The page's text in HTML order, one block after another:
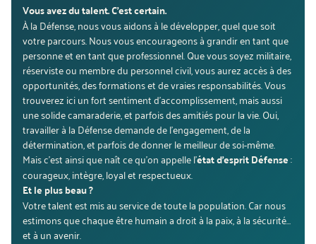
Vous avez du talent. C’est certain.
À la Défense, nous vous aidons à le développer, quel que soit
votre parcours. Nous vous encourageons à grandir en tant que
personne et en tant que professionnel. Que vous soyez militaire,
réserviste ou membre du personnel civil, vous aurez accès à des
opportunités, des formations et de vraies responsabilités. Vous
trouverez ici un fort sentiment d'accomplissement, mais aussi
une solide camaraderie, et parfois des amitiés pour la vie. Oui,
travailler à la Défense demande de l’engagement, de la
détermination, et parfois de donner le meilleur de soi-même.
Mais c’est ainsi que naît ce qu’on appelle l’étatd’esprit Défense:
courageux, intègre, loyal et respectueux.
Et le plus beau ?
Votre talent est mis au service de toute la population. Car nous
estimons que chaque être humain a droit à la paix, à la sécurité…
et à un avenir.